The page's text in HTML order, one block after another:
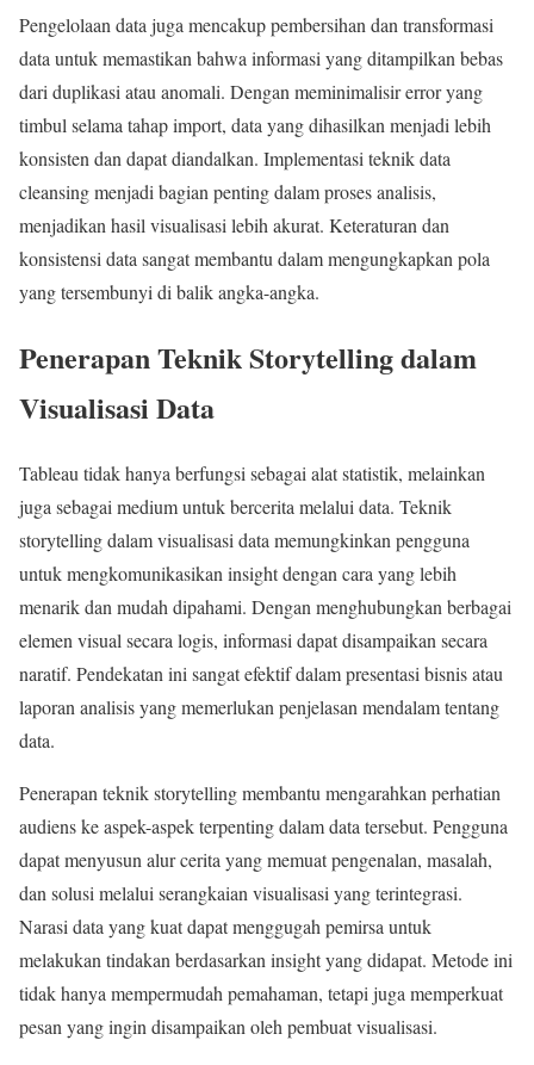
Pengelolaan data juga mencakup pembersihan dan transformasi
data untuk memastikan bahwa informasi yang ditampilkan bebas
dari duplikasi atau anomali. Dengan meminimalisir error yang
timbul selama tahap import, data yang dihasilkan menjadi lebih
konsisten dan dapat diandalkan. Implementasi teknik data
cleansing menjadi bagian penting dalam proses analisis,
menjadikan hasil visualisasi lebih akurat. Keteraturan dan
konsistensi data sangat membantu dalam mengungkapkan pola
yang tersembunyi di balik angka-angka.
Penerapan Teknik Storytelling dalam
Visualisasi Data
Tableau tidak hanya berfungsi sebagai alat statistik, melainkan
juga sebagai medium untuk bercerita melalui data. Teknik
storytelling dalam visualisasi data memungkinkan pengguna
untuk mengkomunikasikan insight dengan cara yang lebih
menarik dan mudah dipahami. Dengan menghubungkan berbagai
elemen visual secara logis, informasi dapat disampaikan secara
naratif. Pendekatan ini sangat efektif dalam presentasi bisnis atau
laporan analisis yang memerlukan penjelasan mendalam tentang
data.
Penerapan teknik storytelling membantu mengarahkan perhatian
audiens ke aspek-aspek terpenting dalam data tersebut. Pengguna
dapat menyusun alur cerita yang memuat pengenalan, masalah,
dan solusi melalui serangkaian visualisasi yang terintegrasi.
Narasi data yang kuat dapat menggugah pemirsa untuk
melakukan tindakan berdasarkan insight yang didapat. Metode ini
tidak hanya mempermudah pemahaman, tetapi juga memperkuat
pesan yang ingin disampaikan oleh pembuat visualisasi.